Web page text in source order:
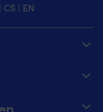
CS | EN
Uhr.
Englisch